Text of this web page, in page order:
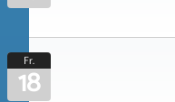
Fr.
18